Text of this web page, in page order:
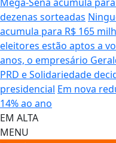
dezenas sorteadas
acumula para R$ 165
eleitores estão aptos a
anos, o empresário
PRD e Solidariedade
presidencial Em nova
14% ao ano
EM ALTA
MENU